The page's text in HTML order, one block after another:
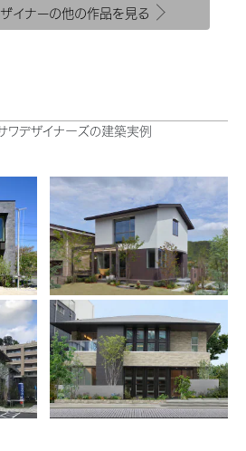
イナーの他の作品を見る
ワデザイナーズの建築実例